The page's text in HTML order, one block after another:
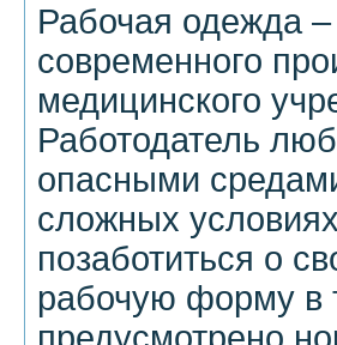
Рабочая одежда
современного
медицинского
Работодатель
опасными
сложных
позаботиться о
рабочую форму в